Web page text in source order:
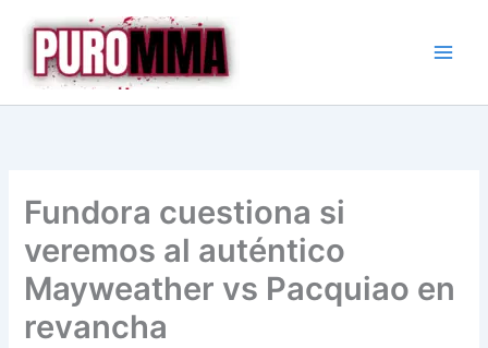
contenido
Fundora cuestiona si
veremos al auténtico
Mayweather vs Pacquiao en
revancha